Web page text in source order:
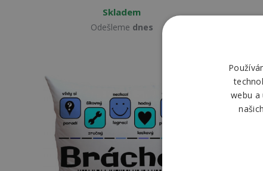
Skladem
Odešleme dnes
webu a